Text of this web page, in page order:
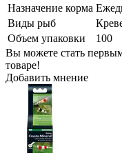
Назначение корма
Виды рыб
Объем упаковки
100
Вы можете стать
товаре!
Добавить мнение